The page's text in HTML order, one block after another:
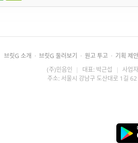
브릿G 소개 · 브릿G 둘러보기 · 원고 투고 · 기획 제안
(주)민음인 | 대표: 박근섭 | 사업
주소: 서울시 강남구 도산대로 1길